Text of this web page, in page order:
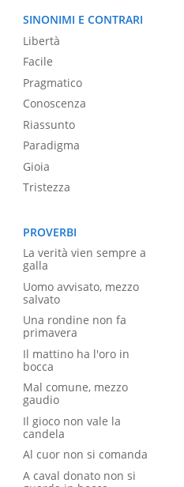
SINONIMI E CONTRARI
Libertà
Facile
Pragmatico
Conoscenza
Riassunto
Paradigma
Gioia
Tristezza
PROVERBI
La verità vien sempre a
galla
Uomo avvisato, mezzo
salvato
Una rondine non fa
primavera
Il mattino ha l'oro in
bocca
Mal comune, mezzo
gaudio
Il gioco non vale la
candela
Al cuor non si comanda
A caval donato non si